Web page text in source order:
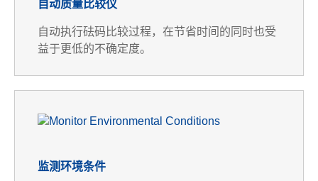
自动质量比较仪
自动执行砝码比较过程，在节省时间的同时也受
益于更低的不确定度。
监测环境条件